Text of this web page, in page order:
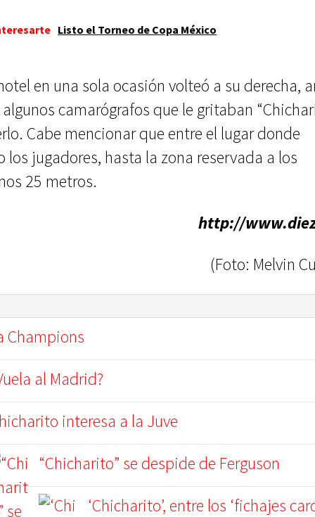
Listo el Torneo de Copa México
en una sola ocasión volteó a su derecha,
camarógrafos que le gritaban
Cabe mencionar que entre el lugar donde
los jugadores, hasta la zona reservada a los
25 metros.
http://
(Foto: Melvin
Champions
al Madrid?
interesa a la Juve
“Chicharito” se despide de Ferguson
‘Chicharito’, entre los ‘fichajes